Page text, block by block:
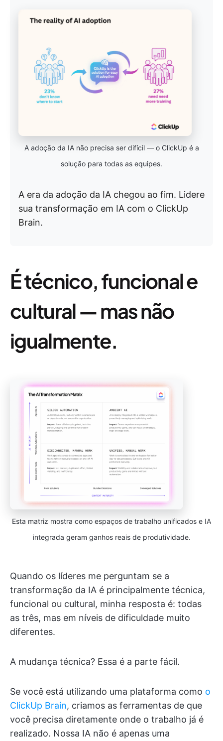
A adoção da IA não precisa ser difícil — o ClickUp é a
solução para todas as equipes.
A era da adoção da IA chegou ao fim. Lidere
sua transformação em IA com o ClickUp
Brain.
É técnico, funcional e
cultural — mas não
igualmente.
Esta matriz mostra como espaços de trabalho unificados e IA
integrada geram ganhos reais de produtividade.
Quando os líderes me perguntam se a
transformação da IA é principalmente técnica,
funcional ou cultural, minha resposta é: todas
as três, mas em níveis de dificuldade muito
diferentes.
A mudança técnica? Essa é a parte fácil.
Se você está utilizando uma plataforma como o
ClickUp Brain, criamos as ferramentas de que
você precisa diretamente onde o trabalho já é
realizado. Nossa IA não é apenas uma